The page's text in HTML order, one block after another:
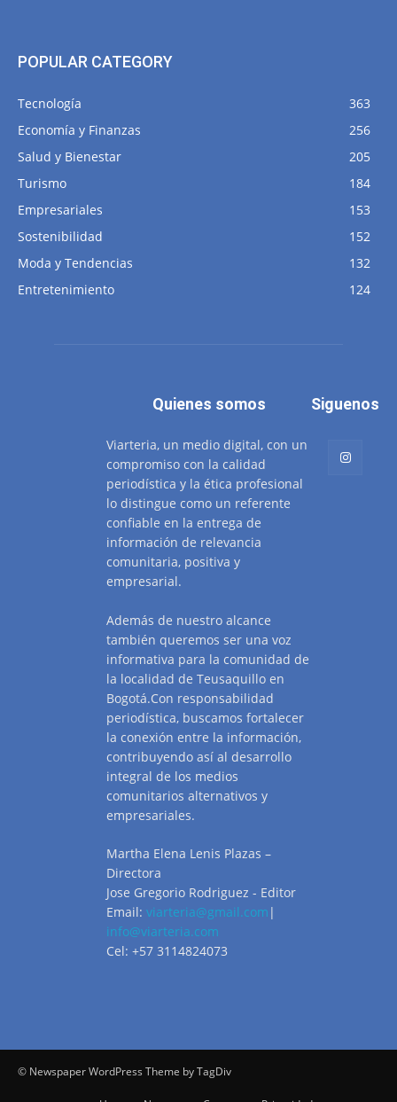
POPULAR CATEGORY
Tecnología
363
Economía y Finanzas
256
Salud y Bienestar
205
Turismo
184
Empresariales
153
Sostenibilidad
152
Moda y Tendencias
132
Entretenimiento
124
Quienes somos
Viarteria, un medio digital, con un
compromiso con la calidad
periodística y la ética profesional
lo distingue como un referente
confiable en la entrega de
información de relevancia
comunitaria, positiva y
empresarial.
Además de nuestro alcance
también queremos ser una voz
informativa para la comunidad de
la localidad de Teusaquillo en
Bogotá.Con responsabilidad
periodística, buscamos fortalecer
la conexión entre la información,
contribuyendo así al desarrollo
integral de los medios
comunitarios alternativos y
empresariales.
Martha Elena Lenis Plazas –
Directora
Jose Gregorio Rodriguez - Editor
Email: viarteria@gmail.com |
info@viarteria.com
Cel: +57 3114824073
Siguenos
© Newspaper WordPress Theme by TagDiv